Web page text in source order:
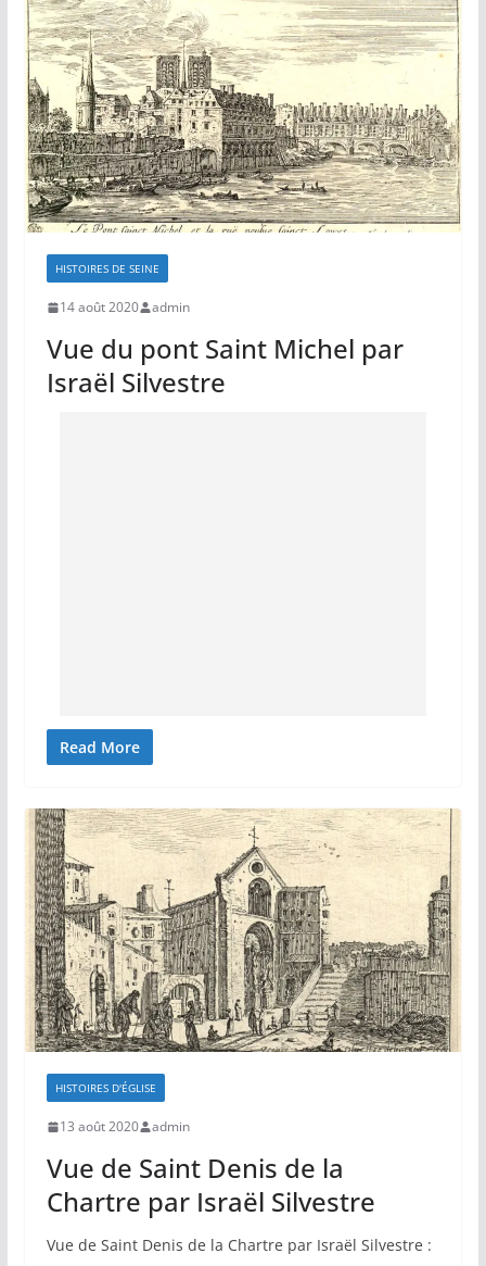
HISTOIRES DE SEINE
14 août 2020 admin
Vue du pont Saint Michel par
Israël Silvestre
Read More
HISTOIRES D'ÉGLISE
13 août 2020 admin
Vue de Saint Denis de la
Chartre par Israël Silvestre
Vue de Saint Denis de la Chartre par Israël Silvestre :